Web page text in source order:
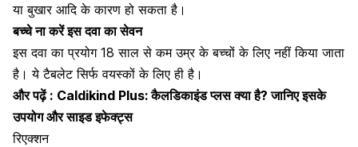
या बुखार आदि के कारण हो सकता है।
बच्चे ना करें इस दवा का सेवन
इस दवा का प्रयोग 18 साल से कम उम्र के बच्चों के लिए नहीं किया जाता
है। ये टैबलेट सिर्फ वयस्कों के लिए ही है।
और पढ़ें : Caldikind Plus: कैलडिकाइंड प्लस क्या है? जानिए इसके
उपयोग और साइड इफेक्ट्स
रिएक्शन